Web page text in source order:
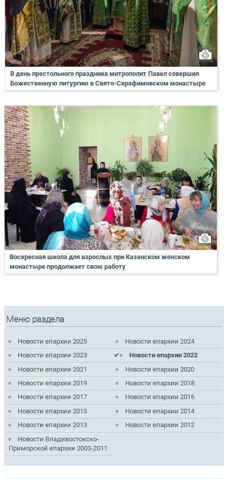
В день престольного праздника митрополит Павел совершил
Божественную литургию в Свято-Серафимовском монастыре
Воскресная школа для взрослых при Казанском женском
монастыре продолжает свою работу
Меню раздела
Новости епархии 2025
Новости епархии 2024
Новости епархии 2023
Новости епархии 2022
Новости епархии 2021
Новости епархии 2020
Новости епархии 2019
Новости епархии 2018
Новости епархии 2017
Новости епархии 2016
Новости епархии 2015
Новости епархии 2014
Новости епархии 2013
Новости епархии 2012
Новости Владивостокско-
Приморской епархии 2003-2011